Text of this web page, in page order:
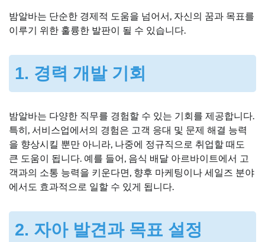
밤알바는 단순한 경제적 도움을 넘어서, 자신의 꿈과 목표를
이루기 위한 훌륭한 발판이 될 수 있습니다.
1. 경력 개발 기회
밤알바는 다양한 직무를 경험할 수 있는 기회를 제공합니다.
특히, 서비스업에서의 경험은 고객 응대 및 문제 해결 능력
을 향상시킬 뿐만 아니라, 나중에 정규직으로 취업할 때도
큰 도움이 됩니다. 예를 들어, 음식 배달 아르바이트에서 고
객과의 소통 능력을 키운다면, 향후 마케팅이나 세일즈 분야
에서도 효과적으로 일할 수 있게 됩니다.
2. 자아 발견과 목표 설정